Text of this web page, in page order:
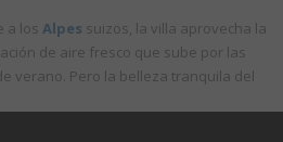
a los Alpes suizos, la villa aprovecha la
de aire fresco que sube por las
verano. Pero la belleza tranquila del